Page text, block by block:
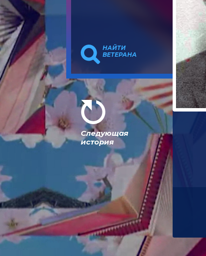
НАЙТИ
ВЕТЕРАНА
Следующая
история